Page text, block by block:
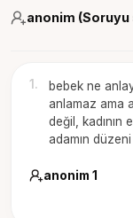
anonim (Soruyu
1 .
bebek ne
anlamaz ama
değil, kadının
adamın
anonim 1